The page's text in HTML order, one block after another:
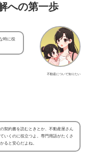
への第一歩
不動産について知りたい
時に役
契約書を読むときとか、不動産屋さん
いくのに役立つよ。専門用語がたくさ
ると安心だよね。